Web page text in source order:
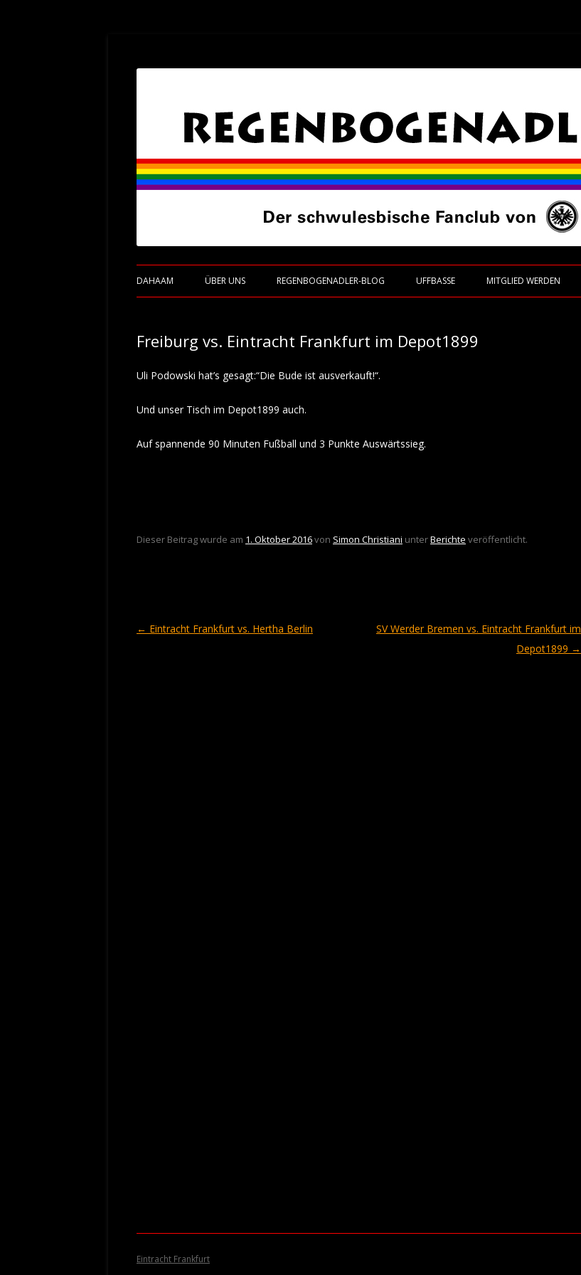
Regenbogenadler
Zum Inhalt springen
DAHAAM ÜBER UNS REGENBOGENADLER-BLOG UFFBASSE MITGLIED WERDEN
Freiburg vs. Eintracht Frankfurt im Depot1899
Uli Podowski hat’s gesagt:“Die Bude ist ausverkauft!“.
Und unser Tisch im Depot1899 auch.
Auf spannende 90 Minuten Fußball und 3 Punkte Auswärtssieg.
Dieser Beitrag wurde am 1. Oktober 2016von Simon Christiani unterBerichte veröffentlicht.
Beitragsnavigation
← Eintracht Frankfurt vs. Hertha Berlin
SV Werder Bremen vs. Eintracht Frankfurt im
Depot1899 →
Eintracht Frankfurt